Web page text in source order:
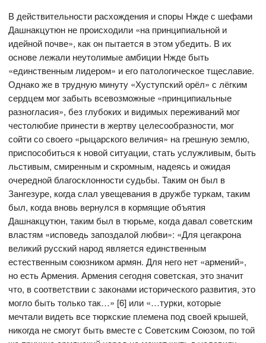
В действительности расхождения и споры Нжде с шефами
Дашнакцутюн не происходили «на принципиальной и
идейной почве», как он пытается в этом убедить. В их
основе лежали неутолимые амбиции Нжде быть
«единственным лидером» и его патологическое тщеславие.
Однако же в трудную минуту «Хуступский орёл» с лёгким
сердцем мог забыть всевозможные «принципиальные
разногласия», без глубоких и видимых переживаний мог
честолюбие принести в жертву целесообразности, мог
сойти со своего «рыцарского величия» на грешную землю,
приспособиться к новой ситуации, стать услужливым, быть
льстивым, смиренным и скромным, надеясь и ожидая
очередной благосклонности судьбы. Таким он был в
Зангезуре, когда слал увещевания в дружбе туркам, таким
был, когда вновь вернулся в кормящие объятия
Дашнакцутюн, таким был в тюрьме, когда давал советским
властям «исповедь запоздалой любви»: «Для цегакрона
великий русский народ является единственным
естественным союзником армян. Для него нет «армений»,
но есть Армения. Армения сегодня советская, это значит
что, в соответствии с законами исторического развития, это
могло быть только так…» [6] или «…турки, которые
мечтали видеть все тюркские племена под своей крышей,
никогда не смогут быть вместе с Советским Союзом, по той